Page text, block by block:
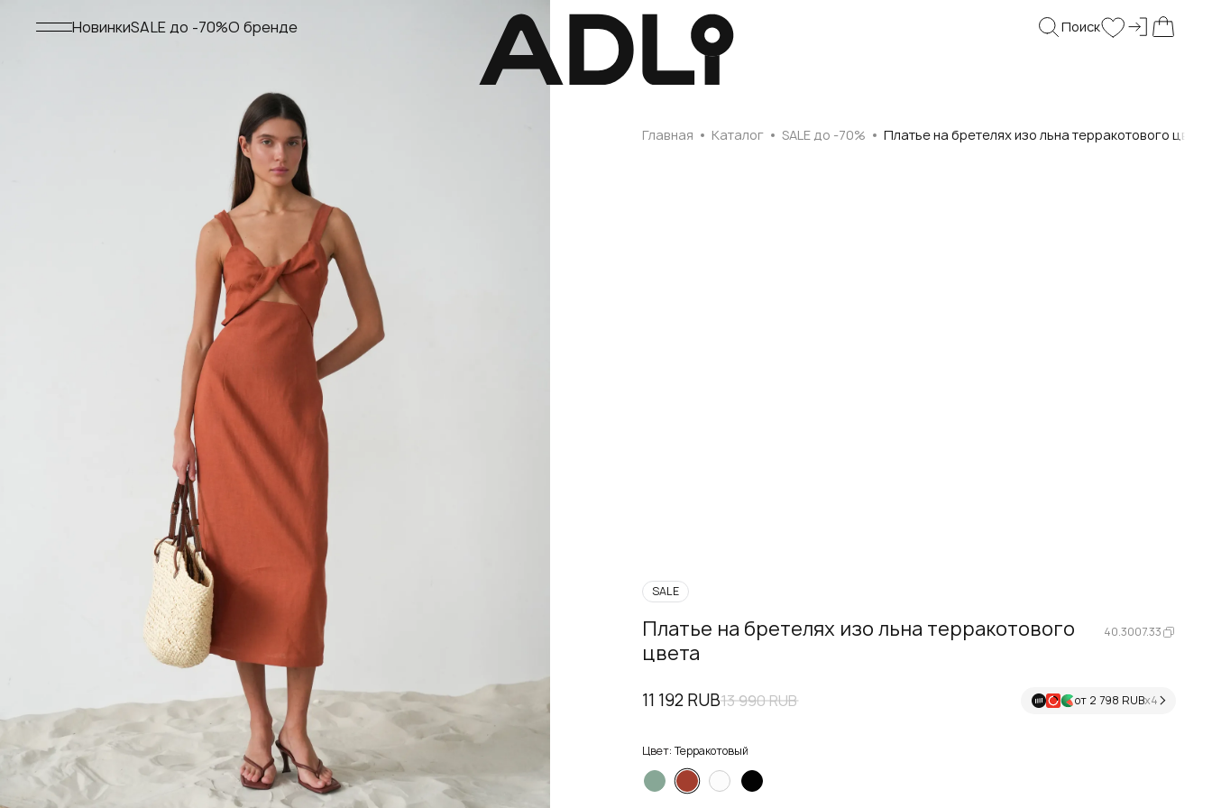
НовинкиSALE до -70%О бренде Главная ПоискПоискWishlist Войти
Моя
Главная Каталог SALE до -70% Платье на бретелях изо льна терракотового цвета
SALE
Платье на бретелях изо льна терракотового
цвета
40.3007.33
11 192 RUB13 990 RUB от 2 798 RUBх4
Цвет:Терракотовый